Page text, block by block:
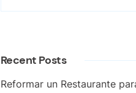
Recent Posts
Reformar un Restaurante